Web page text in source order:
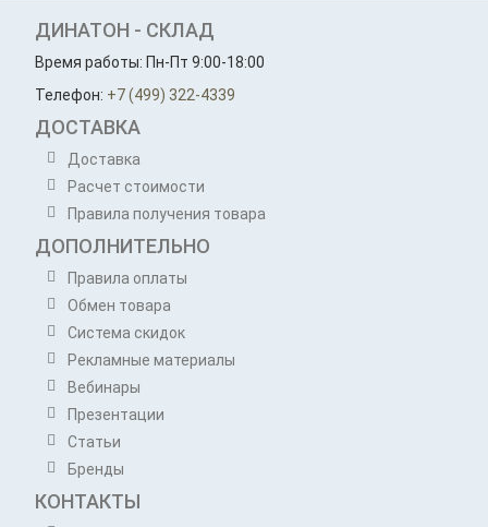
ДИНАТОН - СКЛАД
Время работы: Пн-Пт 9:00-18:00
Телефон: +7 (499) 322-4339
ДОСТАВКА
Доставка
Расчет стоимости
Правила получения товара
ДОПОЛНИТЕЛЬНО
Правила оплаты
Обмен товара
Система скидок
Рекламные материалы
Вебинары
Презентации
Статьи
Бренды
КОНТАКТЫ